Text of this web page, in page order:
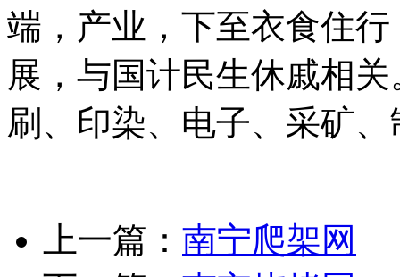
端，产业，下至衣食住
展，与国计民生休戚相
刷、印染、电子、采矿
上一篇： 南宁爬架网